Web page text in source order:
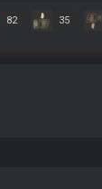
82 35